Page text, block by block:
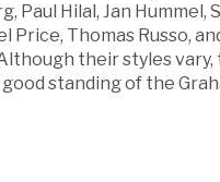
Paul Hilal, Jan Hummel,
Price, Thomas Russo,
their styles vary,
standing of the